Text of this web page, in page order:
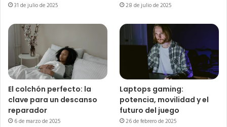
31 de julio de 2025 28 de julio de 2025
El colchón perfecto: la
clave para un descanso
reparador
6 de marzo de 2025
Laptops gaming:
potencia, movilidad y el
futuro del juego
26 de febrero de 2025